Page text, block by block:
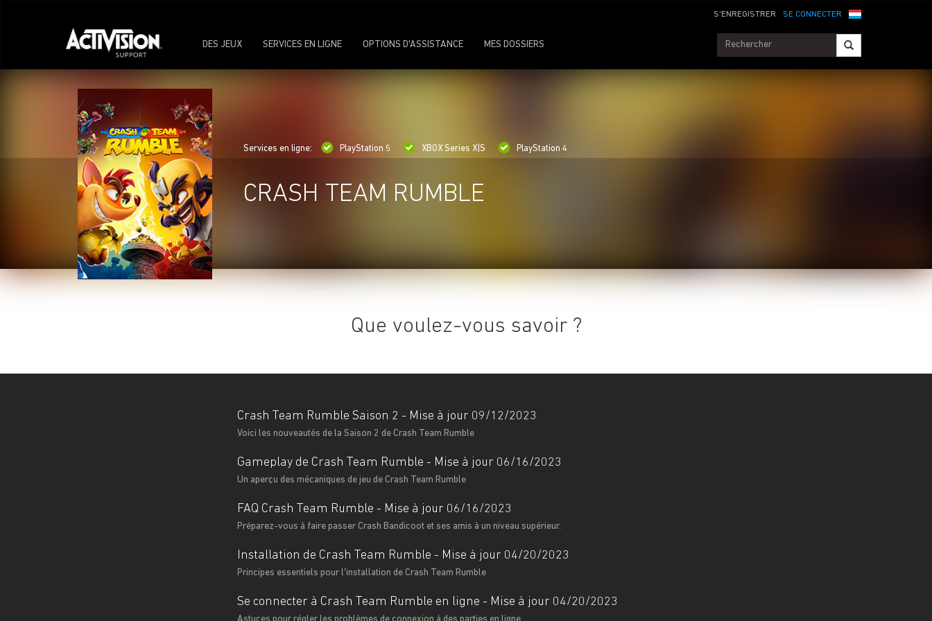
SE CONNECTER
S'ENREGISTRER
DES JEUX SERVICES EN LIGNE OPTIONS D'ASSISTANCE MES DOSSIERS
Services en ligne: PlayStation 5 XBOX Series X|S PlayStation 4
CRASH TEAM RUMBLE
Que voulez-vous savoir ?
Crash Team Rumble Saison 2 - Mise à jour 09/12/2023
Voici les nouveautés de la Saison 2 de Crash Team Rumble
Gameplay de Crash Team Rumble - Mise à jour 06/16/2023
Un aperçu des mécaniques de jeu de Crash Team Rumble
FAQ Crash Team Rumble - Mise à jour 06/16/2023
Préparez-vous à faire passer Crash Bandicoot et ses amis à un niveau supérieur.
Installation de Crash Team Rumble - Mise à jour 04/20/2023
Principes essentiels pour l'installation de Crash Team Rumble
Se connecter à Crash Team Rumble en ligne - Mise à jour 04/20/2023